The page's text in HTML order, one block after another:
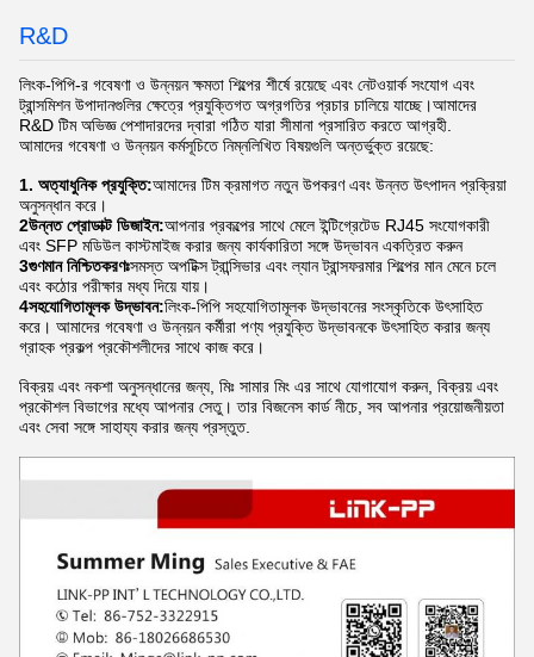
R&D
লিংক-পিপি-র গবেষণা ও উন্নয়ন ক্ষমতা শিল্পের শীর্ষে রয়েছে এবং নেটওয়ার্ক সংযোগ এবং
ট্রান্সমিশন উপাদানগুলির ক্ষেত্রে প্রযুক্তিগত অগ্রগতির প্রচার চালিয়ে যাচ্ছে।আমাদের
R&D টিম অভিজ্ঞ পেশাদারদের দ্বারা গঠিত যারা সীমানা প্রসারিত করতে আগ্রহী.
আমাদের গবেষণা ও উন্নয়ন কর্মসূচিতে নিম্নলিখিত বিষয়গুলি অন্তর্ভুক্ত রয়েছে:
1. অত্যাধুনিক প্রযুক্তি:আমাদের টিম ক্রমাগত নতুন উপকরণ এবং উন্নত উৎপাদন প্রক্রিয়া
অনুসন্ধান করে।
2উন্নত প্রোডাক্ট ডিজাইন:আপনার প্রকল্পের সাথে মেলে ইন্টিগ্রেটেড RJ45 সংযোগকারী
এবং SFP মডিউল কাস্টমাইজ করার জন্য কার্যকারিতা সঙ্গে উদ্ভাবন একত্রিত করুন
3গুণমান নিশ্চিতকরণঃসমস্ত অপটিক্স ট্রান্সিভার এবং ল্যান ট্রান্সফরমার শিল্পের মান মেনে চলে
এবং কঠোর পরীক্ষার মধ্য দিয়ে যায়।
4সহযোগিতামূলক উদ্ভাবন:লিংক-পিপি সহযোগিতামূলক উদ্ভাবনের সংস্কৃতিকে উৎসাহিত
করে। আমাদের গবেষণা ও উন্নয়ন কর্মীরা পণ্য প্রযুক্তি উদ্ভাবনকে উৎসাহিত করার জন্য
গ্রাহক প্রকল্প প্রকৌশলীদের সাথে কাজ করে।
বিক্রয় এবং নকশা অনুসন্ধানের জন্য, মিঃ সামার মিং এর সাথে যোগাযোগ করুন, বিক্রয় এবং
প্রকৌশল বিভাগের মধ্যে আপনার সেতু। তার বিজনেস কার্ড নীচে, সব আপনার প্রয়োজনীয়তা
এবং সেবা সঙ্গে সাহায্য করার জন্য প্রস্তুত.